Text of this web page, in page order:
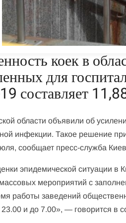
коек в
для
составляет
области объявили об
инфекции. Такое решение
сообщает пресс-служба
эпидемической ситуации в
мероприятий с
работы заведений
23.00 и до 7.00», — говорится в